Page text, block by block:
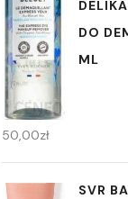
DO
ML
50,00zł
SVR